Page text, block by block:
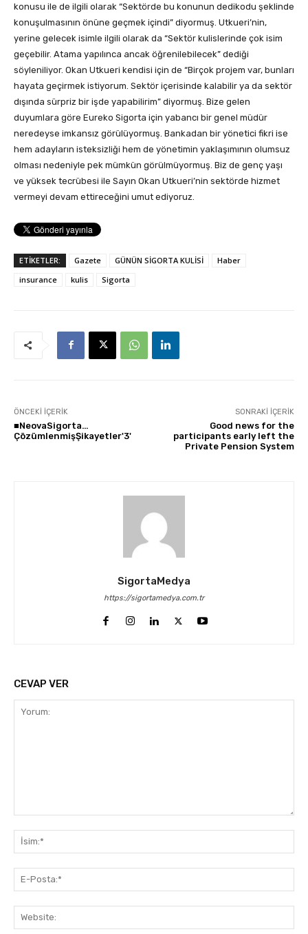
konusu ile de ilgili olarak “Sektörde bu konunun dedikodu şeklinde
konuşulmasının önüne geçmek içindi” diyormuş. Utkueri’nin,
yerine gelecek isimle ilgili olarak da “Sektör kulislerinde çok isim
geçebilir. Atama yapılınca ancak öğrenilebilecek” dediği
söyleniliyor. Okan Utkueri kendisi için de “Birçok projem var, bunları
hayata geçirmek istiyorum. Sektör içerisinde kalabilir ya da sektör
dışında sürpriz bir işde yapabilirim” diyormuş. Bize gelen
duyumlara göre Eureko Sigorta için yabancı bir genel müdür
neredeyse imkansız görülüyormuş. Bankadan bir yönetici fikri ise
hem adayların isteksizliği hem de yönetimin yaklaşımının olumsuz
olması nedeniyle pek mümkün görülmüyormuş. Biz de genç yaşı
ve yüksek tecrübesi ile Sayın Okan Utkueri’nin sektörde hizmet
vermeyi devam ettireceğini umut ediyoruz.
ETİKETLER: Gazete GÜNÜN SİGORTA KULİSİ
Haber
insurance
kulis Sigorta
ÖNCEKI İÇERIK
■NeovaSigorta…
ÇözümlenmişŞikayetler'3'
SONRAKI İÇERIK
Good news for the
participants early left the
Private Pension System
SigortaMedya
https://sigortamedya.com.tr
CEVAP VER